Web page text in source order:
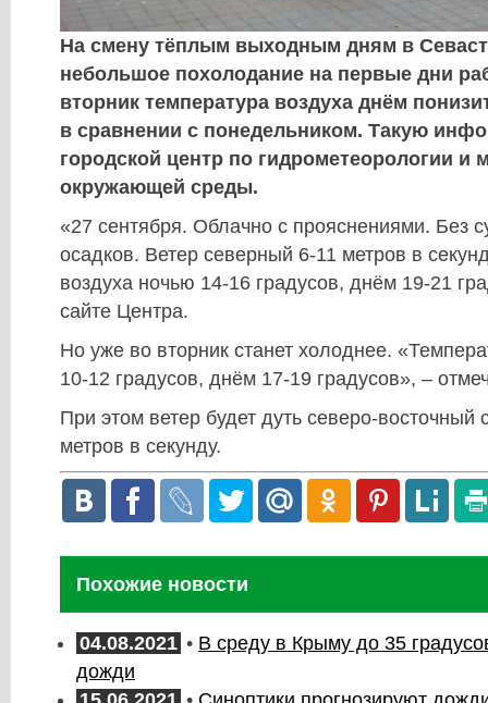
На смену тёплым выходным дням в
небольшое похолодание на первые дни
вторник температура воздуха днём
в сравнении с понедельником. Такую
городской центр по гидрометеорологии и
окружающей среды.
«27 сентября. Облачно с прояснениями. Без
осадков. Ветер северный 6-11 метров в
воздуха ночью 14-16 градусов, днём 19-21
сайте Центра.
Но уже во вторник станет холоднее.
10-12 градусов, днём 17-19 градусов», –
При этом ветер будет дуть северо-восточный
метров в секунду.
Похожие новости
04.08.2021 • В среду в Крыму до 35
дожди